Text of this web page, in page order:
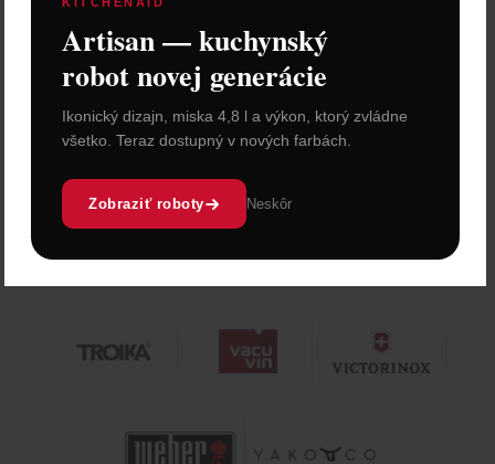
Artisan — kuchynský
robot novej generácie
Ikonický dizajn, miska 4,8 l a výkon, ktorý zvládne
všetko. Teraz dostupný v nových farbách.
Zobraziť roboty Neskôr